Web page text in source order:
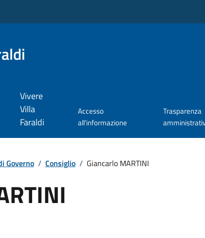
Vivere
Villa
Faraldi
Accesso
all'informazione
Trasparenza
Governo / Consiglio / Giancarlo MARTINI